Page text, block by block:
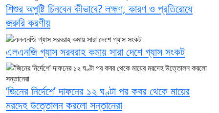
শিশুর অপুষ্টি চিনবেন কীভাবে? লক্ষণ, কারণ ও প্রতিরোধে
জরুরি করণীয়
এলএনজি গ্যাস সরবরাহ কমায় সারা দেশে গ্যাস সংকট
‘জিনের নির্দেশে’ দাফনের ১২ ঘণ্টা পর কবর থেকে মায়ের
মরদেহ উত্তোলন করলো সন্তানেরা